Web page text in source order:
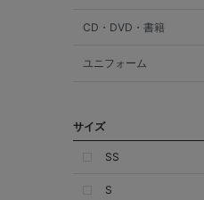
CD・DVD・書籍
ユニフォーム
サイズ
SS
S